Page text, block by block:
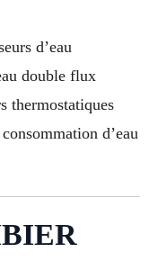
d’eau
double flux
thermostatiques
d’eau